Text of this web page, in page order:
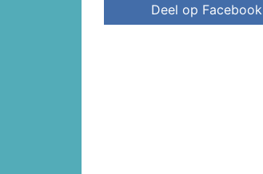
Deel op Facebook